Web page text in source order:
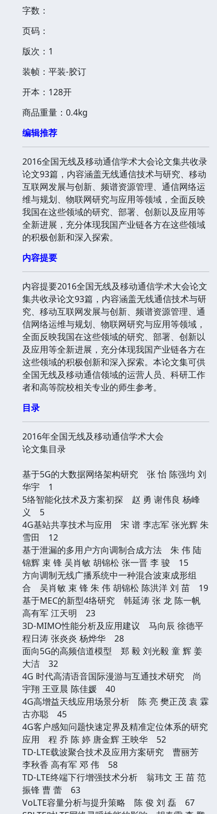
字数：
页码：
版次：1
装帧：平装-胶订
开本：128开
商品重量：0.4kg
编辑推荐
2016全国无线及移动通信学术大会论文集共收录
论文93篇，内容涵盖无线通信技术与研究、移动
互联网发展与创新、频谱资源管理、通信网络运
维与规划、物联网研究与应用等领域，全面反映
我国在这些领域的研究、部署、创新以及应用等
全新进展，充分体现我国产业链各方在这些领域
的积极创新和深入探索。
内容提要
内容提要2016全国无线及移动通信学术大会论文
集共收录论文93篇，内容涵盖无线通信技术与研
究、移动互联网发展与创新、频谱资源管理、通
信网络运维与规划、物联网研究与应用等领域，
全面反映我国在这些领域的研究、部署、创新以
及应用等全新进展，充分体现我国产业链各方在
这些领域的积极创新和深入探索。本论文集可供
全国无线及移动通信领域的运营人员、科研工作
者和高等院校相关专业的师生参考。
目录
2016年全国无线及移动通信学术大会
论文集目录
基于5G的大数据网络架构研究 张 怡 陈强均 刘
华宇 1
5络智能化技术及方案初探 赵 勇 谢伟良 杨峰
义 5
4G基站共享技术与应用 宋 谱 李志军 张光辉 朱
雪田 12
基于泄漏的多用户方向调制合成方法 朱 伟 陆
锦辉 束 锋 吴肖敏 胡锦松 张一晋 李 骏 15
方向调制无线广播系统中一种混合波束成形组
合 吴肖敏 束 锋 朱 伟 胡锦松 陈洪洋 刘 苗 19
基于MEC的新型4络研究 韩延涛 张 龙 陈一帆
高有军 江天明 23
3D-MIMO性能分析及应用建议 马向辰 徐德平
程日涛 张炎炎 杨烨华 28
面向5G的高频信道模型 郑 毅 刘光毅 童 辉 姜
大洁 32
4G 时代高清语音国际漫游与互通技术研究 尚
宇翔 王亚晨 陈佳媛 40
4G高增益天线应用场景分析 陈 亮 樊正茂 袁 霖
古亦聪 45
4G客户感知问题快速定界及精准定位体系的研究
应用 程 乔 陈 婷 唐金辉 王映华 52
TD-LTE载波聚合技术及应用方案研究 曹丽芳
李秋香 高有军 邓 伟 58
TD-LTE终端下行增强技术分析 翁玮文 王 苗 范
振锋 曹 蕾 63
VoLTE容量分析与提升策略 陈 俊 刘 磊 67